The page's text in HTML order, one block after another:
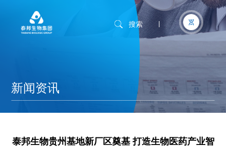
搜索
新闻资讯
泰邦生物贵州基地新厂区奠基 打造生物医药产业智